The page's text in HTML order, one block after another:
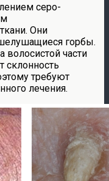
серо-
Они
горбы.
части
склонность
требуют
лечения.